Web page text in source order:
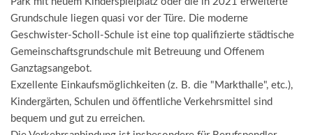
Grundschule liegen quasi vor der Türe. Die moderne
Geschwister-Scholl-Schule ist eine top qualifizierte städtische
Gemeinschaftsgrundschule mit Betreuung und Offenem
Ganztagsangebot.
Exzellente Einkaufsmöglichkeiten (z. B. die "Markthalle", etc.),
Kindergärten, Schulen und öffentliche Verkehrsmittel sind
bequem und gut zu erreichen.